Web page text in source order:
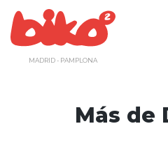
contenido
MADRID - PAMPLONA
Más de